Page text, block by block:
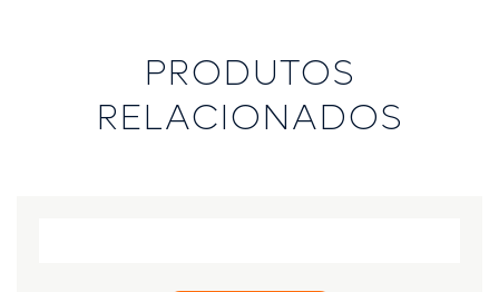
PRODUTOS
RELACIONADOS